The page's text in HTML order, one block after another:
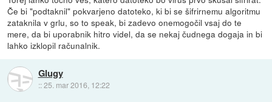
Če bi "podtaknil" pokvarjeno datoteko, ki bi se šifrirnemu algoritmu
zataknila v grlu, so to speak, bi zadevo onemogočil vsaj do te
mere, da bi uporabnik hitro videl, da se nekaj čudnega dogaja in bi
lahko izklopil računalnik.
Glugy
::25. mar 2016, 12:22